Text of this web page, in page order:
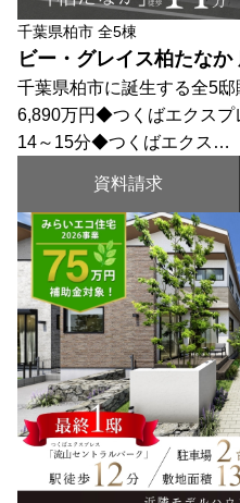
千葉県柏市 全5棟
ビー・グレイス柏たなか
千葉県柏市に誕生する全5
6,890万円◆つくばエクスプ
14～15分◆つくばエクス…
資料請求